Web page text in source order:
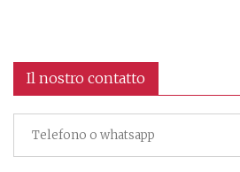
Il nostro contatto